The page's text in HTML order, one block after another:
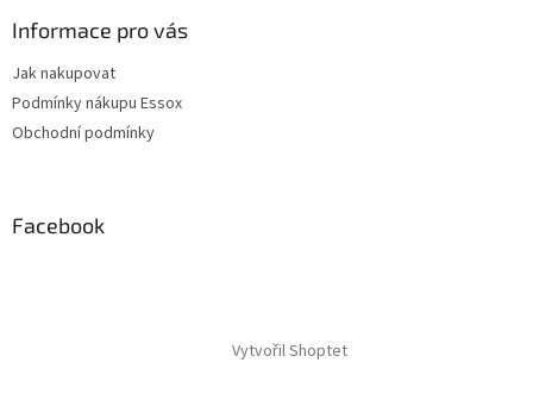
Informace pro vás
Jak nakupovat
Podmínky nákupu Essox
Obchodní podmínky
Facebook
Vytvořil Shoptet